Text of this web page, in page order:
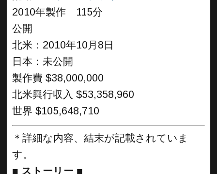
2010年製作 115分
公開
北米：2010年10月8日
日本：未公開
製作費 $38,000,000
北米興行収入 $53,358,960
世界 $105,648,710
＊詳細な内容、結末が記載されていま
す。
■ ストーリー ■